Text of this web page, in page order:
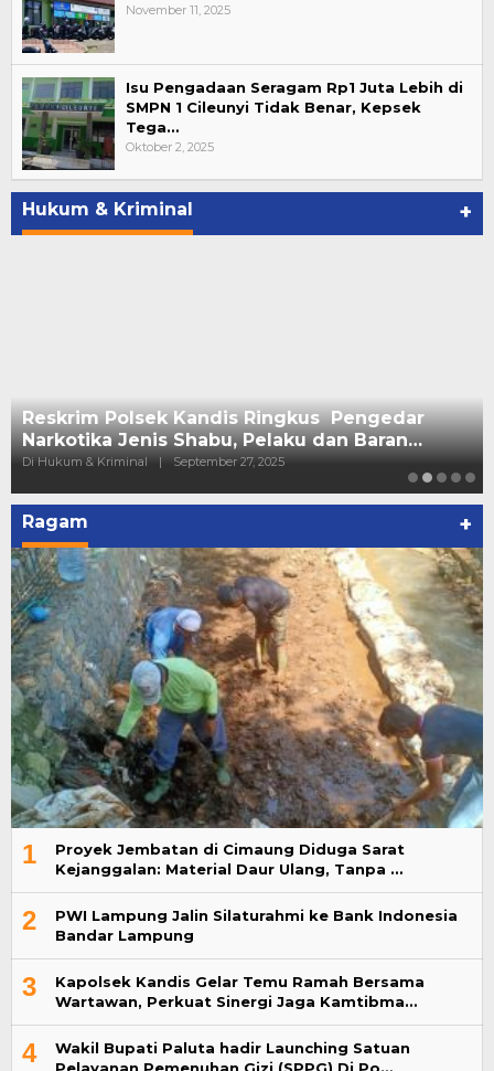
November 11, 2025
Isu Pengadaan Seragam Rp1 Juta Lebih di
SMPN 1 Cileunyi Tidak Benar, Kepsek
Tega…
Oktober 2, 2025
Hukum & Kriminal +
Reskrim Polsek Kandis Ringkus Pengedar
Narkotika Jenis Shabu, Pelaku dan Baran…
Di Hukum & Kriminal | September 27, 2025
Ragam +
1
Proyek Jembatan di Cimaung Diduga Sarat
Kejanggalan: Material Daur Ulang, Tanpa …
2
PWI Lampung Jalin Silaturahmi ke Bank Indonesia
Bandar Lampung
3
Kapolsek Kandis Gelar Temu Ramah Bersama
Wartawan, Perkuat Sinergi Jaga Kamtibma…
4
Wakil Bupati Paluta hadir Launching Satuan
Pelayanan Pemenuhan Gizi (SPPG) Di Po…